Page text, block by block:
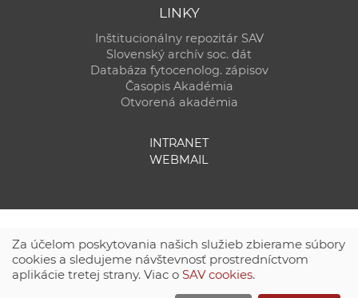
LINKY
Inštitucionálny repozitár SAV
Slovenský archív soc. dát
Databáza fytocenolog. zápisov
Časopis Akadémia
Otvorená akadémia
INTRANET
WEBMAIL
Za účelom poskytovania našich služieb zbierame súbory
cookies a sledujeme návštevnosť prostredníctvom
aplikácie tretej strany. Viac o SAV cookies.